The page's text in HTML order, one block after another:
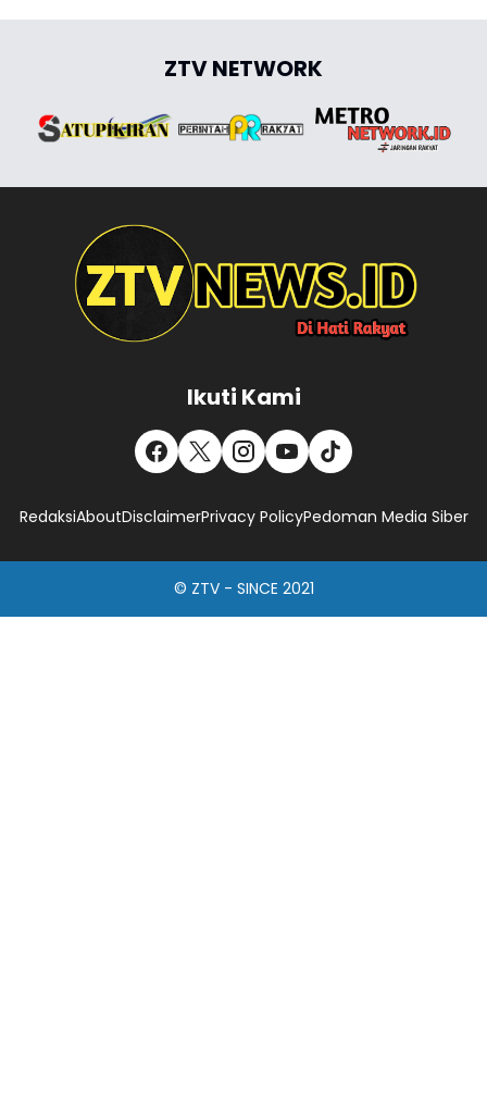
ZTV NETWORK
Ikuti Kami
RedaksiAboutDisclaimerPrivacy PolicyPedoman Media Siber
© ZTV - SINCE 2021